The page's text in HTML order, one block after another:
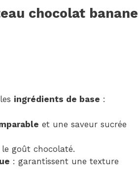
chocolat banane
ingrédients de base :
et une saveur sucrée
goût chocolaté.
: garantissent une texture